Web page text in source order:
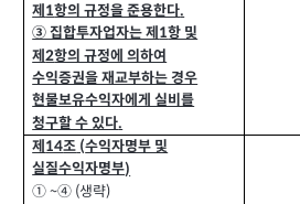
제 1항의 규정을 준용한다.
③ 집합투자업자는 제 1항 및
제2항의 규정에 의하여
수익증권을 재교부하는 경우
현물보유수익자에게 실비를
청구할 수 있다.
제 14조 (수익자명부 및
실질수익자명부)
①~④ (생략)